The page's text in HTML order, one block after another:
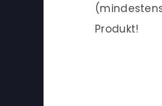
Produkt!